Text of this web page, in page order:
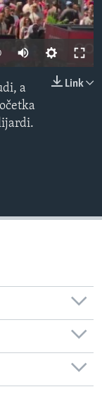
Link
a